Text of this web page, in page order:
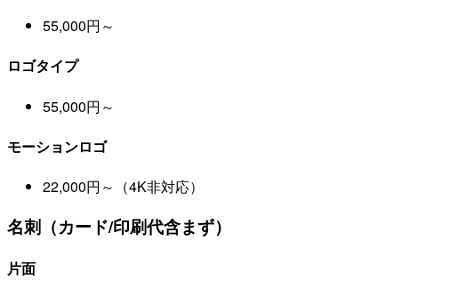
55,000円～
ロゴタイプ
55,000円～
モーションロゴ
22,000円～（4K非対応）
名刺（カード/印刷代含まず）
片面